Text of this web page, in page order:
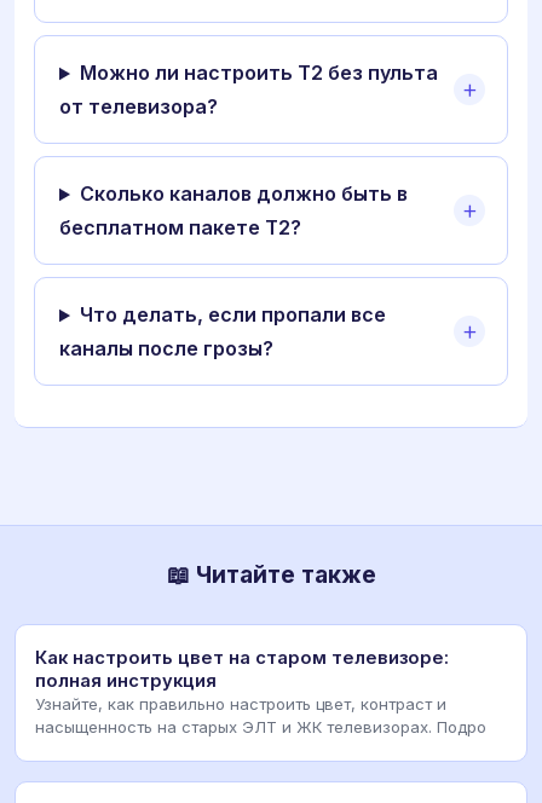
Можно ли настроить Т2 без пульта
от телевизора?
Сколько каналов должно быть в
бесплатном пакете Т2?
Что делать, если пропали все
каналы после грозы?
📖 Читайте также
Как настроить цвет на старом телевизоре:
полная инструкция
Узнайте, как правильно настроить цвет, контраст и
насыщенность на старых ЭЛТ и ЖК телевизорах. Подро